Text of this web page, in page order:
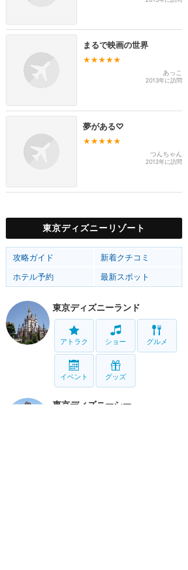
まるで映画の世界
★★★★★
あっこ
2013年に訪問
夢がある♡
★★★★★
つんちゃん
2012年に訪問
東京ディズニーリゾート
攻略ガイド
新着クチコミ
ホテル予約
最新スポット
東京ディズニーランド
アトラク ショー グルメ
イベント グッズ
東京ディズニーシー